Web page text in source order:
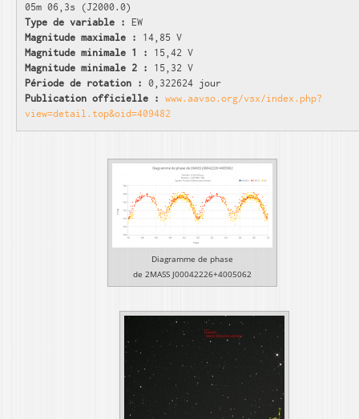
05m 06,3s (J2000.0)
Type de variable : EW
Magnitude maximale :
14,85 V
Magnitude minimale 1 :
15,42 V
Magnitude minimale 2 :
15,32 V
Période de rotation : 0,322624 jour
Publication officielle :
www.aavso.org/vsx/index.php?
view=detail.top&oid=409482
Diagramme de phase
de 2MASS J00042226+4005062